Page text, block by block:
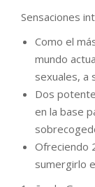
Sensaciones
Como el
mundo
sexuales, a
Dos
en la base
Ofreciendo
sumergirlo